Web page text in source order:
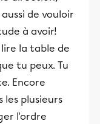
de vouloir
à avoir!
la table de
tu peux. Tu
Encore
les plusieurs
l'ordre